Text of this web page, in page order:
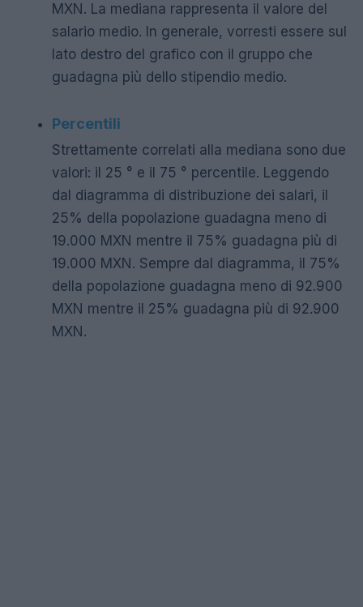
MXN. La mediana rappresenta il valore del
salario medio. In generale, vorresti essere sul
lato destro del grafico con il gruppo che
guadagna più dello stipendio medio.
Percentili
Strettamente correlati alla mediana sono due
valori: il 25 ° e il 75 ° percentile. Leggendo
dal diagramma di distribuzione dei salari, il
25% della popolazione guadagna meno di
19.000 MXN mentre il 75% guadagna più di
19.000 MXN. Sempre dal diagramma, il 75%
della popolazione guadagna meno di 92.900
MXN mentre il 25% guadagna più di 92.900
MXN.